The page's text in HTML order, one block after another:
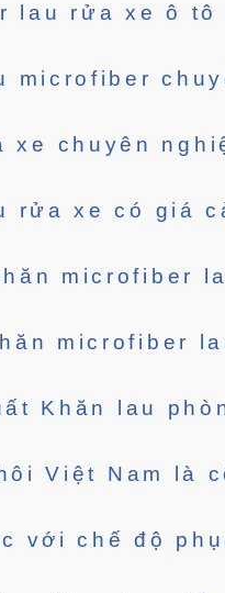
lau rửa xe ô
microfiber
xe chuyên
rửa xe có giá
microfiber
microfiber
Khăn lau
Việt Nam là
với chế độ